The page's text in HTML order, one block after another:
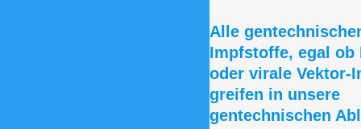
Alle
Impfstoffe, egal ob
oder virale Vektor-
greifen in unsere
gentechnischen